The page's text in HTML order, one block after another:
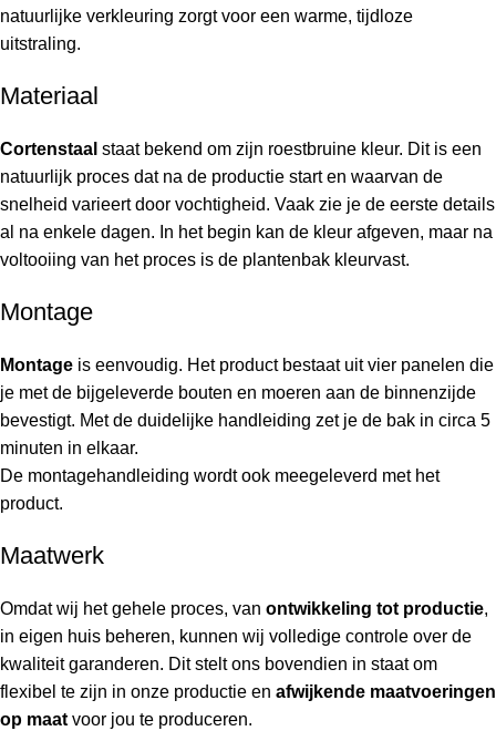
natuurlijke verkleuring zorgt voor een warme, tijdloze
uitstraling.
Materiaal
Cortenstaal staat bekend om zijn roestbruine kleur. Dit is een
natuurlijk proces dat na de productie start en waarvan de
snelheid varieert door vochtigheid. Vaak zie je de eerste details
al na enkele dagen. In het begin kan de kleur afgeven, maar na
voltooiing van het proces is de plantenbak kleurvast.
Montage
Montage is eenvoudig. Het product bestaat uit vier panelen die
je met de bijgeleverde bouten en moeren aan de binnenzijde
bevestigt. Met de duidelijke handleiding zet je de bak in circa 5
minuten in elkaar.
De montagehandleiding wordt ook meegeleverd met het
product.
Maatwerk
Omdat wij het gehele proces, van ontwikkeling tot productie,
in eigen huis beheren, kunnen wij volledige controle over de
kwaliteit garanderen. Dit stelt ons bovendien in staat om
flexibel te zijn in onze productie en afwijkende maatvoeringen
op maat voor jou te produceren.